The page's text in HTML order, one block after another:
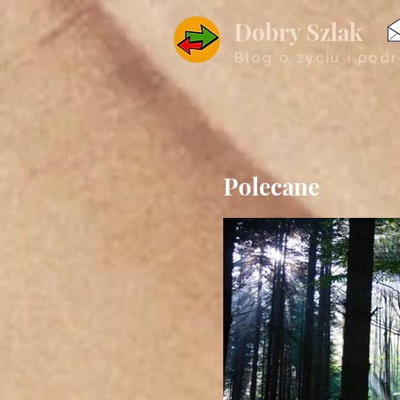
Dobry Szlak
Blog o życiu i
Polecane